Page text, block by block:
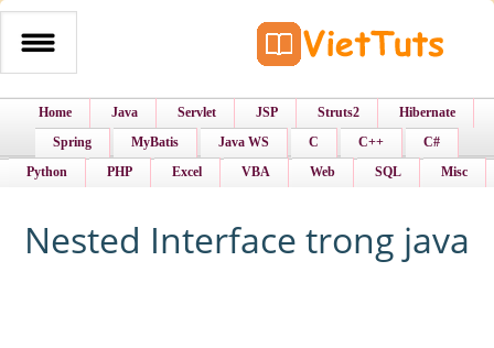
Home Java Servlet JSP Struts2
Hibernate
Spring
MyBatis Java WS C C++
C#
Python
PHP Excel VBA Web SQL Misc
Nested Interface trong java